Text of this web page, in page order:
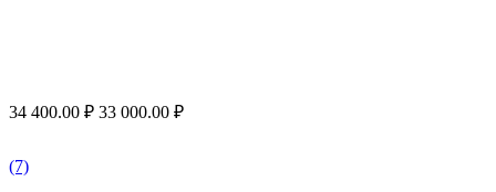
34 400.00 ₽ 33 000.00 ₽
(7)